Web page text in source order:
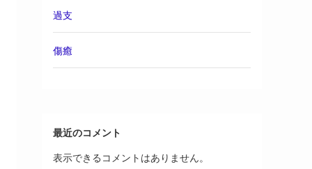
過支
傷癒
最近のコメント
表示できるコメントはありません。